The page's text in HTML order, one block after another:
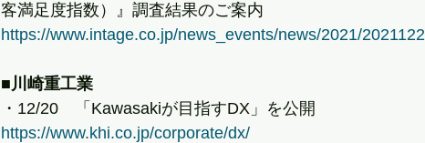
客満足度指数）』調査結果のご案内
https://www.intage.co.jp/news_events/news/2021/
■川崎重工業
・12/20　「Kawasakiが目指すDX」を公開
https://www.khi.co.jp/corporate/dx/